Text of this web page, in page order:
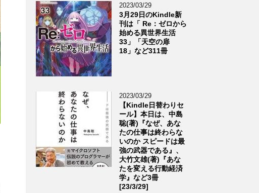
2023/03/29
3月29日のKindle新
刊は「 Re：ゼロから
始める異世界生活
33」「天空の扉
18」など311冊
2023/03/29
【Kindle日替わりセ
ール】本日は、中島
聡(著)『なぜ、あな
たの仕事は終わらな
いのか スピードは最
強の武器である』、
大竹文雄(著)『あな
たを変える行動経済
学』など3冊
[23/3/29]